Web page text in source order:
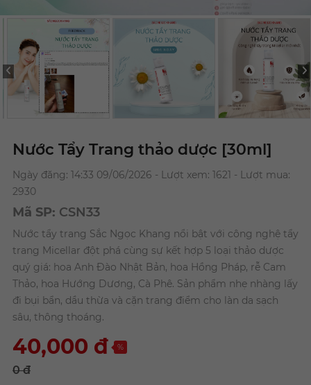
Nước Tẩy Trang thảo dược [30ml]
Ngày đăng: 14:33 09/06/2026 - Lượt xem: 1621 - Lượt mua:
2930
Mã SP: CSN33
Nước tẩy trang Sắc Ngọc Khang nổi bật với công nghệ tẩy
trang Micellar đột phá cùng sự kết hợp 5 loại thảo dược
quý giá: hoa Anh Đào Nhật Bản, hoa Hồng Pháp, rễ Cam
Thảo, hoa Hướng Dương, Cà Phê. Sản phẩm nhẹ nhàng lấy
đi bụi bẩn, dầu thừa và cặn trang điểm cho làn da sạch
sâu, thông thoáng.
40,000 đ %
0 đ